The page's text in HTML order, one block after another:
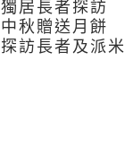
獨居長者探訪
中秋贈送月餅
探訪長者及派米